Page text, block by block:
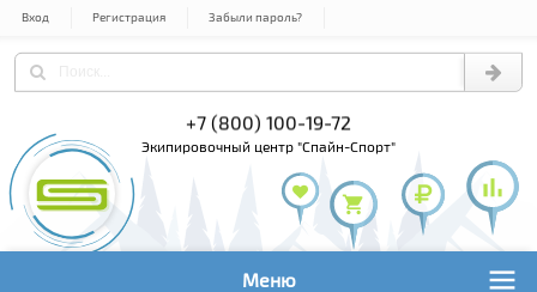
Вход Регистрация Забыли пароль?
+7 (800) 100-19-72
экипировочный центр "Спайн-Спорт"
Меню